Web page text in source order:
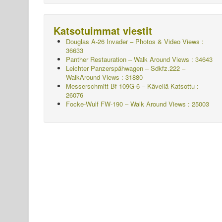
Katsotuimmat viestit
Douglas A-26 Invader – Photos & Video Views :
36633
Panther Restauration – Walk Around Views : 34643
Leichter Panzerspähwagen – Sdkfz.222 –
WalkAround Views : 31880
Messerschmitt Bf 109G-6 – Kävellä Katsottu :
26076
Focke-Wulf FW-190 – Walk Around Views : 25003